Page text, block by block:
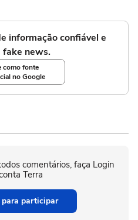
informação confiável e
fake news.
como fonte
no Google
comentários, faça Login
Terra
para participar